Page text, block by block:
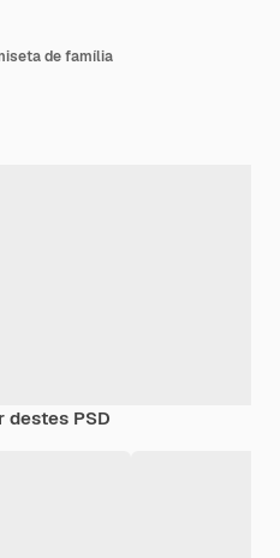
de família
destes PSD